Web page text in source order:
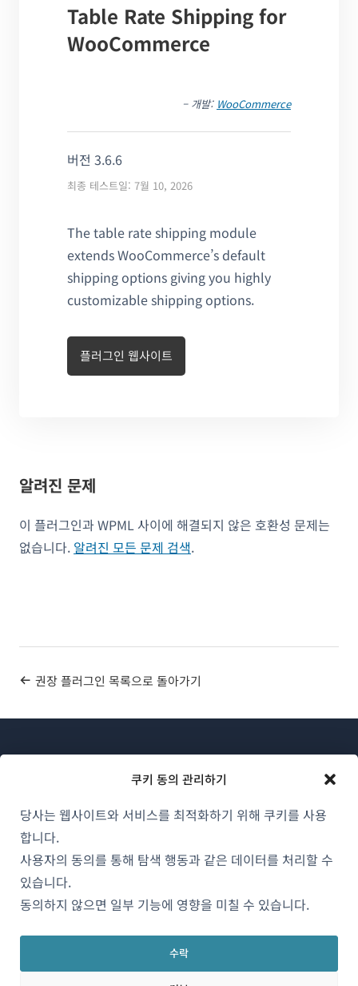
쿠키 동의 관리하기
당사는 웹사이트와 서비스를 최적화하기 위해 쿠키를 사용
합니다.
사용자의 동의를 통해 탐색 행동과 같은 데이터를 처리할 수
있습니다.
동의하지 않으면 일부 기능에 영향을 미칠 수 있습니다.
수락
Table Rate Shipping for
WooCommerce
– 개발: WooCommerce
버전 3.6.6
최종 테스트일: 7월 10, 2026
The table rate shipping module
extends WooCommerce’s default
shipping options giving you highly
customizable shipping options.
플러그인 웹사이트
알려진 문제
이 플러그인과 WPML 사이에 해결되지 않은 호환성 문제는
없습니다. 알려진 모든 문제 검색.
권장 플러그인 목록으로 돌아가기
한국어
WPML 소개
GDPR 및 개인정보 처리방침
창
열
(새
창
서
(새
창
에
서
(새
창
서